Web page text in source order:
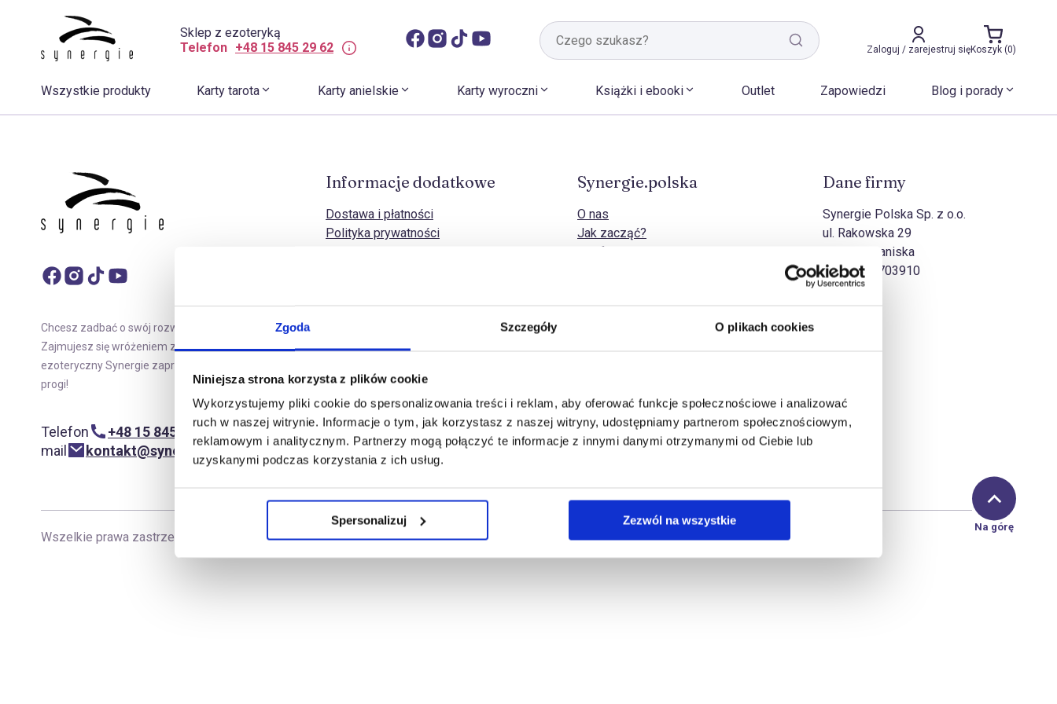
Zgoda Szczegóły O plikach cookies
Niniejsza strona korzysta z plików cookie
Wykorzystujemy pliki cookie do spersonalizowania treści i reklam, aby oferować funkcje społecznościowe i analizować
ruch w naszej witrynie. Informacje o tym, jak korzystasz z naszej witryny, udostępniamy partnerom społecznościowym,
reklamowym i analitycznym. Partnerzy mogą połączyć te informacje z innymi danymi otrzymanymi od Ciebie lub
uzyskanymi podczas korzystania z ich usług.
Spersonalizuj Zezwól na wszystkie
Sklep z ezoteryką
Telefon +48 15 845 29 62 Zaloguj / zarejestruj sięKoszyk (0)
Wszystkie produkty Karty tarota Karty anielskie Karty wyroczni Książki i ebooki Outlet Zapowiedzi Blog i porady
Chcesz zadbać o swój rozwój duchowy?
Zajmujesz się wróżeniem z kart tarota? Sklep
ezoteryczny Synergie zaprasza w swoje
progi!
Telefon
+48 15 845 29 62
mail
kontakt@synergiepolska.pl
Informacje dodatkowe
Dostawa i płatności
Polityka prywatności
FAQ – pytania i odpowiedzi
Synergie.polska
O nas
Jak zacząć?
Strefa B2B
Dane firmy
Synergie Polska Sp. z o.o.
ul. Rakowska 29
27-570 Iwaniska
NIP:8631703910
Wszelkie prawa zastrzeżone Copyright Synergie Polska ©2026 | RealizacjaIdeo Force Ideo
Na górę